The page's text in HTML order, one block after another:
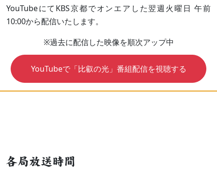
YouTubeにてKBS京都でオンエアした翌週火曜日 午前
10:00から配信いたします。
※過去に配信した映像を順次アップ中
YouTubeで「比叡の光」番組配信を視聴する
各局放送時間